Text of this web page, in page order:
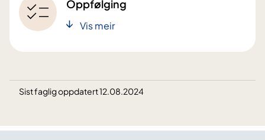
Oppfølging
Vis meir
Sist faglig oppdatert 12.08.2024